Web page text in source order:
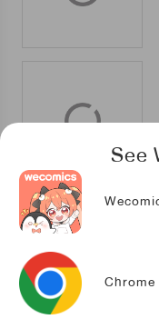
See
Chrome